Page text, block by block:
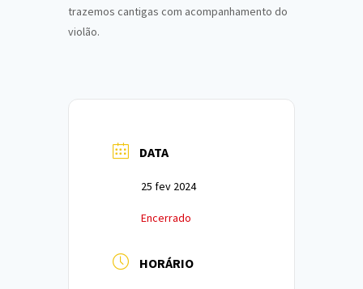
trazemos cantigas com acompanhamento do
violão.
DATA
25 fev 2024
Encerrado
HORÁRIO